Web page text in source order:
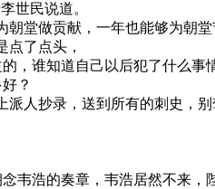
世民说道。
堂做贡献，一年也能够为朝
了点头，
，谁知道自己以后犯了什么事
？
人抄录，送到所有的刺史，
浩的奏章，韦浩居然不来，